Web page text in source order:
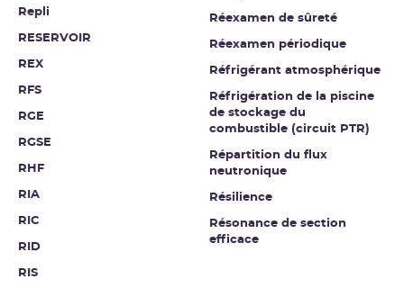
Repli
RESERVOIR
REX
RFS
RGE
RGSE
RHF
RIA
RIC
RID
RIS
Réexamen de sûreté
Réexamen périodique
Réfrigérant atmosphérique
Réfrigération de la piscine
de stockage du
combustible (circuit PTR)
Répartition du flux
neutronique
Résilience
Résonance de section
efficace